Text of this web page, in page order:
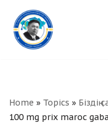
Skip
to
Home » Topics » Біздің
100 mg prix maroc